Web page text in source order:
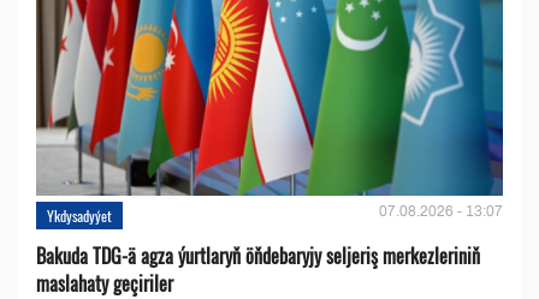
Ykdysadyýet 07.08.2026 - 13:07
Bakuda TDG-ä agza ýurtlaryň öňdebaryjy seljeriş merkezleriniň
maslahaty geçiriler